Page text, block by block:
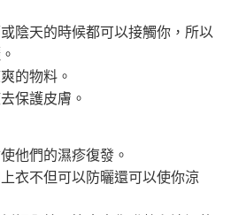
陰天的時候都可以接觸你，所以
的物料。
保護皮膚。
他們的濕疹復發。
衣不但可以防曬還可以使你涼